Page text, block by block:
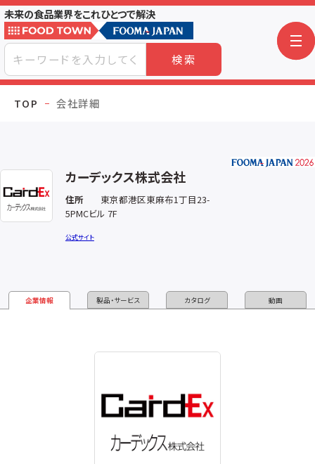
未来の食品業界をこれひとつで解決
検索
TOP 会社詳細
カーデックス株式会社
住所
東京都港区東麻布1丁目23-
5PMCビル 7F
公式サイト
企業情報 製品・サービス カタログ 動画